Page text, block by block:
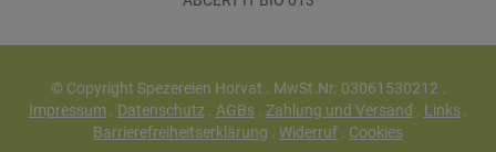
© Copyright Spezereien Horvat . MwSt.Nr. 03061530212 .
Impressum. Datenschutz. AGBs. Zahlung und Versand . Links.
Barrierefreiheitserklärung . Widerruf . Cookies